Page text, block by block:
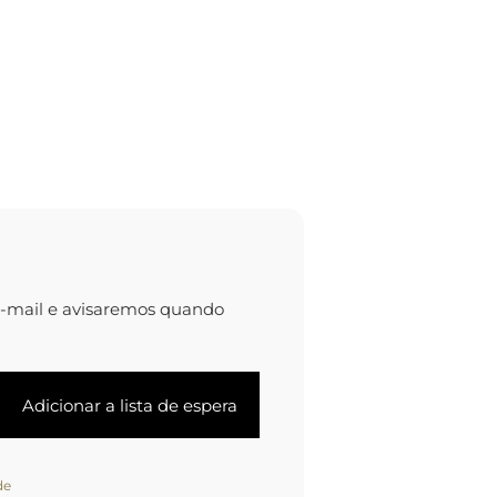
mail e avisaremos quando